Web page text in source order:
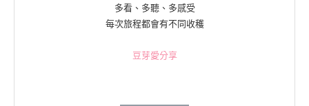
多看、多聽、多感受
每次旅程都會有不同收穫
豆芽愛分享